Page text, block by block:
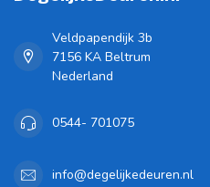
Veldpapendijk 3b
7156 KA Beltrum
Nederland
0544- 701075
info@degelijkedeuren.nl